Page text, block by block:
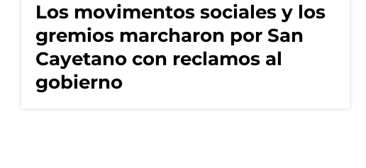
Los movimentos sociales y los
gremios marcharon por San
Cayetano con reclamos al
gobierno